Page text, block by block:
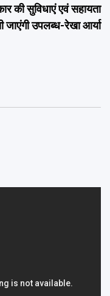
की सुविधाएं एवं सहायता
जाएंगी उपलब्ध-रेखा आर्या